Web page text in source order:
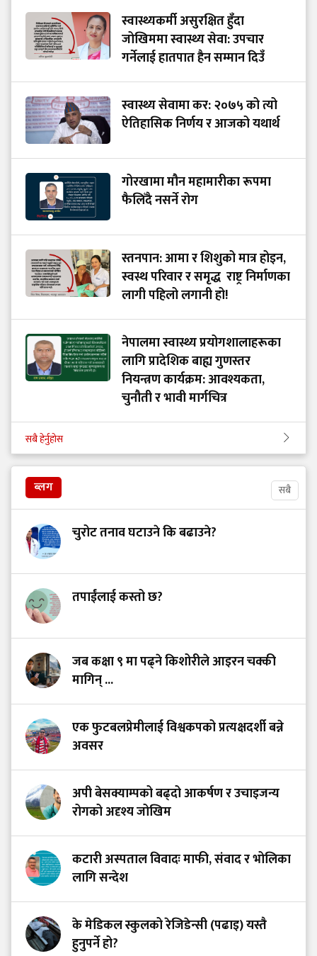
स्वास्थ्यकर्मी असुरक्षित हुँदा
जोखिममा स्वास्थ्य सेवा: उपचार
गर्नेलाई हातपात हैन सम्मान दिउँ
स्वास्थ्य सेवामा कर: २०७५ को त्यो
ऐतिहासिक निर्णय र आजको यथार्थ
गोरखामा मौन महामारीका रूपमा
फैलिँदै नसर्ने रोग
स्तनपान: आमा र शिशुको मात्र होइन,
स्वस्थ परिवार र समृद्ध राष्ट्र निर्माणका
लागी पहिलो लगानी हो!
नेपालमा स्वास्थ्य प्रयोगशालाहरूका
लागि प्रादेशिक बाह्य गुणस्तर
नियन्त्रण कार्यक्रम: आवश्यकता,
चुनौती र भावी मार्गचित्र
सबै हेर्नुहोस
ब्लग सबै
चुरोट तनाव घटाउने कि बढाउने?
तपाईंलाई कस्तो छ?
जब कक्षा ९ मा पढ्ने किशोरीले आइरन चक्की
मागिन् ...
एक फुटबलप्रेमीलाई विश्वकपको प्रत्यक्षदर्शी बन्ने
अवसर
अपी बेसक्याम्पको बढ्दो आकर्षण र उचाइजन्य
रोगको अदृश्य जोखिम
कटारी अस्पताल विवादः माफी, संवाद र भोलिका
लागि सन्देश
के मेडिकल स्कुलको रेजिडेन्सी (पढाइ) यस्तै
हुनुपर्ने हो?